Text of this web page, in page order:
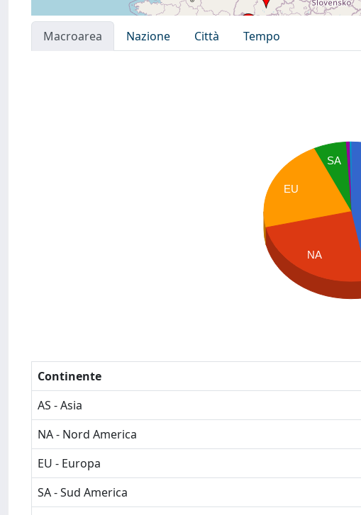
Macroarea Nazione Città
Tempo
SA
EU
NA
Continente
AS - Asia
NA - Nord America
EU - Europa
SA - Sud America